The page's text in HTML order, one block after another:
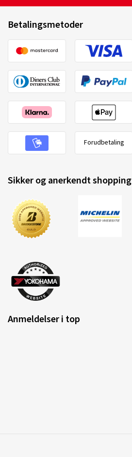
Betalingsmetoder
Forudbetaling
Sikker og anerkendt shopping
Anmeldelser i top